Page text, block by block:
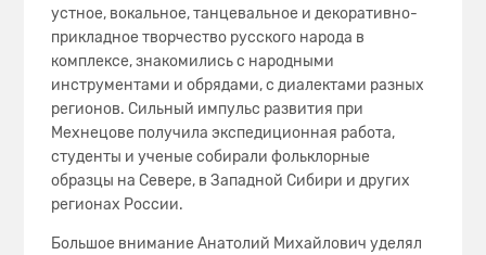
устное, вокальное, танцевальное и декоративно-
прикладное творчество русского народа в
комплексе, знакомились с народными
инструментами и обрядами, с диалектами разных
регионов. Сильный импульс развития при
Мехнецове получила экспедиционная работа,
студенты и ученые собирали фольклорные
образцы на Севере, в Западной Сибири и других
регионах России.
Большое внимание Анатолий Михайлович уделял